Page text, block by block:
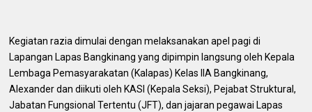
Kegiatan razia dimulai dengan melaksanakan apel pagi di
Lapangan Lapas Bangkinang yang dipimpin langsung oleh Kepala
Lembaga Pemasyarakatan (Kalapas) Kelas IIA Bangkinang,
Alexander dan diikuti oleh KASI (Kepala Seksi), Pejabat Struktural,
Jabatan Fungsional Tertentu (JFT), dan jajaran pegawai Lapas